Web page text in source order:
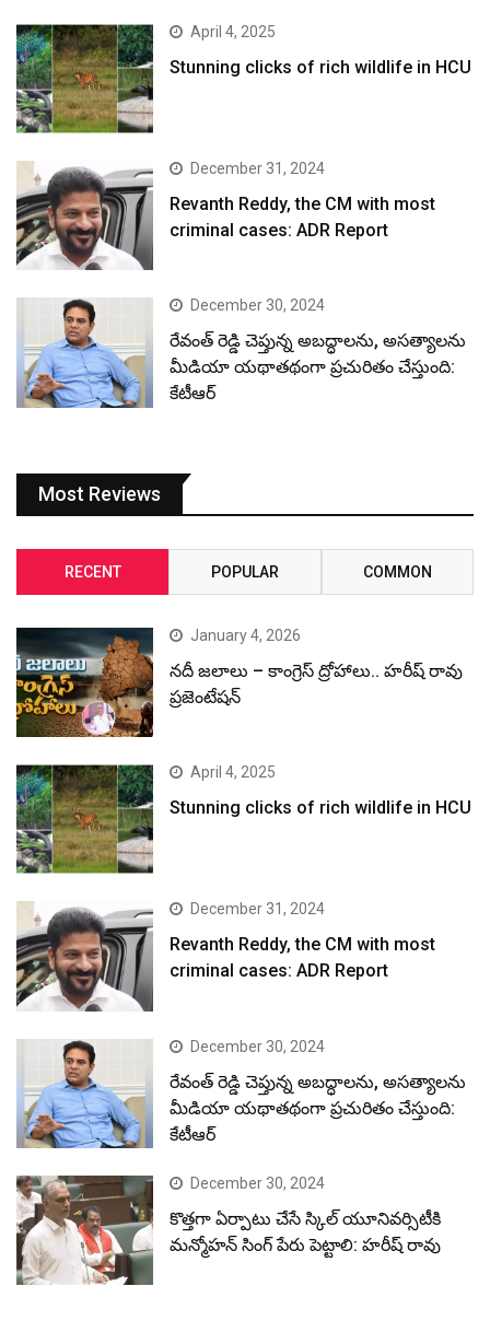
April 4, 2025
Stunning clicks of rich wildlife in HCU
December 31, 2024
Revanth Reddy, the CM with most
criminal cases: ADR Report
December 30, 2024
రేవంత్ రెడ్డి చెప్తున్న అబద్ధాలను, అసత్యాలను
మీడియా యథాతథంగా ప్రచురితం చేస్తుంది:
కేటీఆర్
Most Reviews
RECENT POPULAR COMMON
January 4, 2026
నదీ జలాలు – కాంగ్రెస్ ద్రోహాలు.. హరీష్ రావు
ప్రజెంటేషన్
April 4, 2025
Stunning clicks of rich wildlife in HCU
December 31, 2024
Revanth Reddy, the CM with most
criminal cases: ADR Report
December 30, 2024
రేవంత్ రెడ్డి చెప్తున్న అబద్ధాలను, అసత్యాలను
మీడియా యథాతథంగా ప్రచురితం చేస్తుంది:
కేటీఆర్
December 30, 2024
కొత్తగా ఏర్పాటు చేసే స్కిల్ యూనివర్సిటీకి
మన్మోహన్ సింగ్ పేరు పెట్టాలి: హరీష్ రావు